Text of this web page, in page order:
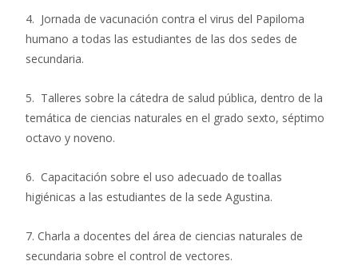
4. Jornada de vacunación contra el virus del Papiloma
humano a todas las estudiantes de las dos sedes de
secundaria.
5. Talleres sobre la cátedra de salud pública, dentro de la
temática de ciencias naturales en el grado sexto, séptimo
octavo y noveno.
6. Capacitación sobre el uso adecuado de toallas
higiénicas a las estudiantes de la sede Agustina.
7. Charla a docentes del área de ciencias naturales de
secundaria sobre el control de vectores.